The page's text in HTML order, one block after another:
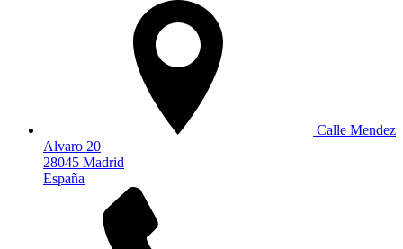
Calle Mendez
Alvaro 20
28045 Madrid
España